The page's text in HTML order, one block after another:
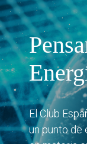
El Club
un punto